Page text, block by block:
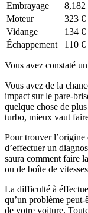
Embrayage 8,182
Moteur 323 €
Vidange 134 €
Échappement 110 €
Vous avez constaté
Vous avez de la
impact sur le pare-
quelque chose de
turbo, mieux vaut
Pour trouver l’origine
d’effectuer un
saura comment faire
ou de boîte de
La difficulté à
qu’un problème peut-
de votre voiture.